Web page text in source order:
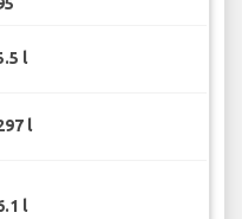
l
l
l